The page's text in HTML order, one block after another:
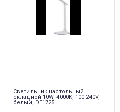
Светильник настольный
складной 10W, 4000K, 100-240V,
белый, DE1725